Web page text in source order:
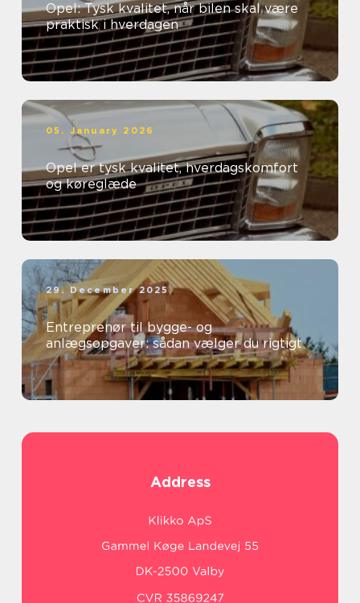
Opel: Tysk kvalitet, når bilen skal være
praktisk i hverdagen
05. January 2026
Opel er tysk kvalitet, hverdagskomfort
og køreglæde
29. December 2025
Entreprenør til bygge- og
anlægsopgaver: sådan vælger du rigtigt
Address